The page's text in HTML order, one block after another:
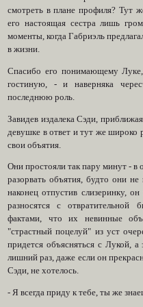
смотреть в плане профиля? Тут
его настоящая сестра лишь
моменты, когда Габриэль
в жизни.
Спасибо его понимающему
гостиную, - и наверняка
последнюю роль.
Завидев издалека Сэди,
девушке в ответ и тут же широко
свои объятия.
Они простояли так пару минут - в
разорвать объятия, будто они
наконец отпустив слизеринку,
разносятся с отвратительной
фактами, что их невинные
"страстный поцелуй" из уст
придется объясняться с Лукой, а
лишний раз, даже если он
Сэди, не хотелось.
- Я всегда приду к тебе, ты же